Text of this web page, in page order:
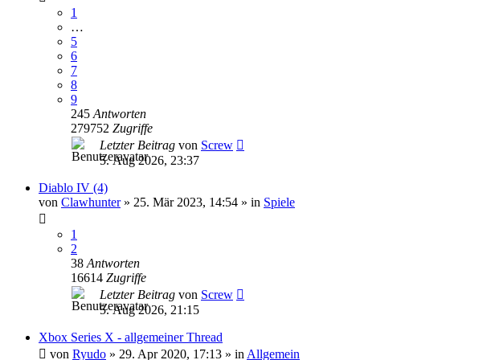
1
…
5
6
7
8
9
245 Antworten
279752 Zugriffe
Letzter Beitrag von Screw
5. Aug 2026, 23:37
Diablo IV (4)
von Clawhunter» 25. Mär 2023, 14:54 » in Spiele
1
2
38 Antworten
16614 Zugriffe
Letzter Beitrag von Screw
5. Aug 2026, 21:15
Xbox Series X - allgemeiner Thread
von Ryudo » 29. Apr 2020, 17:13 » in Allgemein